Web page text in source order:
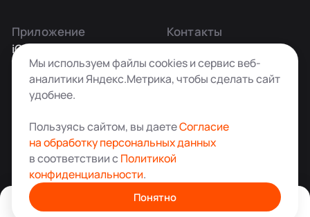
Приложение
iOS
Android
Контакты
Заказать звонок
+7 495 181-55-45
info@kladovkin.ru
Аренда склада для хранения вещей в Москве
© ООО «Кладовкин» 2026. Все права защищены
ИНН:7100007940 ОГРН:1217100007805
Мы используем файлы cookies и сервис веб-
аналитики Яндекс.Метрика, чтобы сделать сайт
удобнее.
Пользуясь сайтом, вы даетеСогласие
на обработку персональных данных
в соответствии с Политикой
конфиденциальности.
Понятно